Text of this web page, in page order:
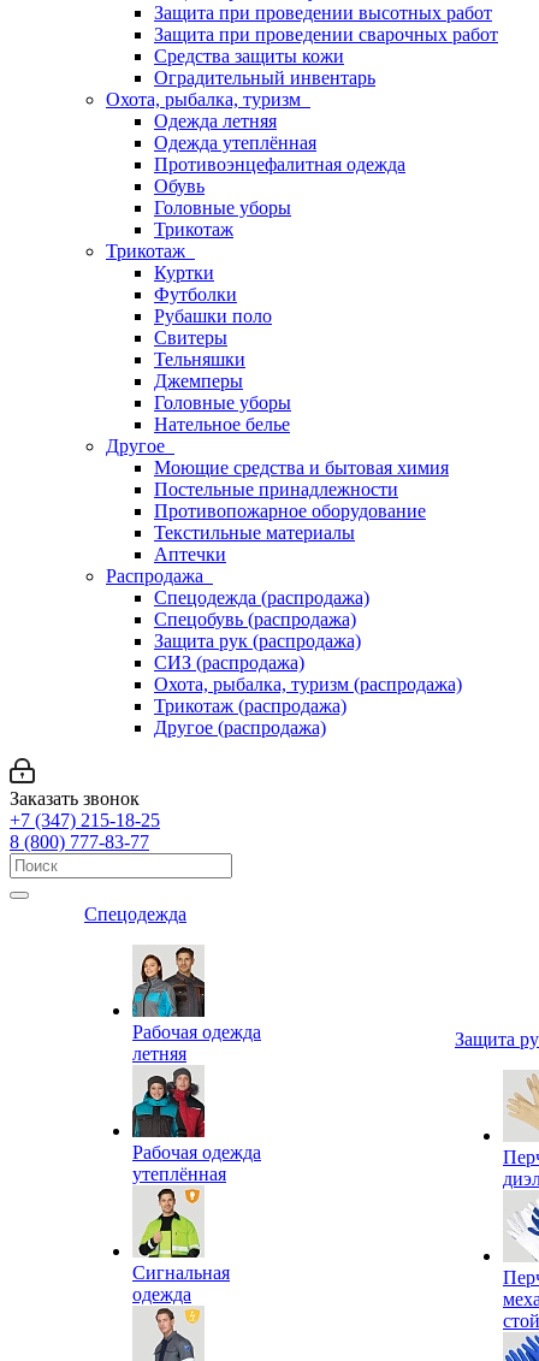
Защита при проведении высотных работ
Защита при проведении сварочных работ
Средства защиты кожи
Оградительный инвентарь
Охота, рыбалка, туризм
Одежда летняя
Одежда утеплённая
Противоэнцефалитная одежда
Обувь
Головные уборы
Трикотаж
Трикотаж
Куртки
Футболки
Рубашки поло
Свитеры
Тельняшки
Джемперы
Головные уборы
Нательное белье
Другое
Моющие средства и бытовая химия
Постельные принадлежности
Противопожарное оборудование
Текстильные материалы
Аптечки
Распродажа
Спецодежда (распродажа)
Спецобувь (распродажа)
Защита рук (распродажа)
СИЗ (распродажа)
Охота, рыбалка, туризм (распродажа)
Трикотаж (распродажа)
Другое (распродажа)
Заказать звонок
+7 (347) 215-18-25
8 (800) 777-83-77
Спецодежда
Рабочая одежда
летняя
Рабочая одежда
утеплённая
Сигнальная
одежда
Защита